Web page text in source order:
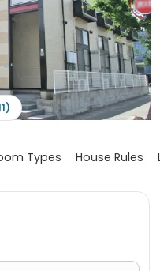
Types House Rules